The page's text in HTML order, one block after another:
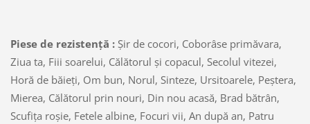
Piese de rezistenţă :Şir de cocori, Coborâse primăvara,
Ziua ta, Fiii soarelui, Călătorul şi copacul, Secolul vitezei,
Horă de băieţi, Om bun, Norul, Sinteze, Ursitoarele, Peştera,
Mierea, Călătorul prin nouri, Din nou acasă, Brad bătrân,
Scufiţa roşie, Fetele albine, Focuri vii, An după an, Patru